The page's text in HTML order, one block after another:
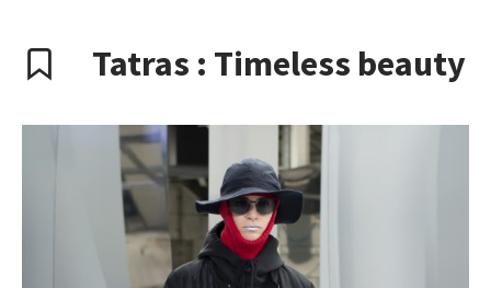
Tatras : Timeless beauty